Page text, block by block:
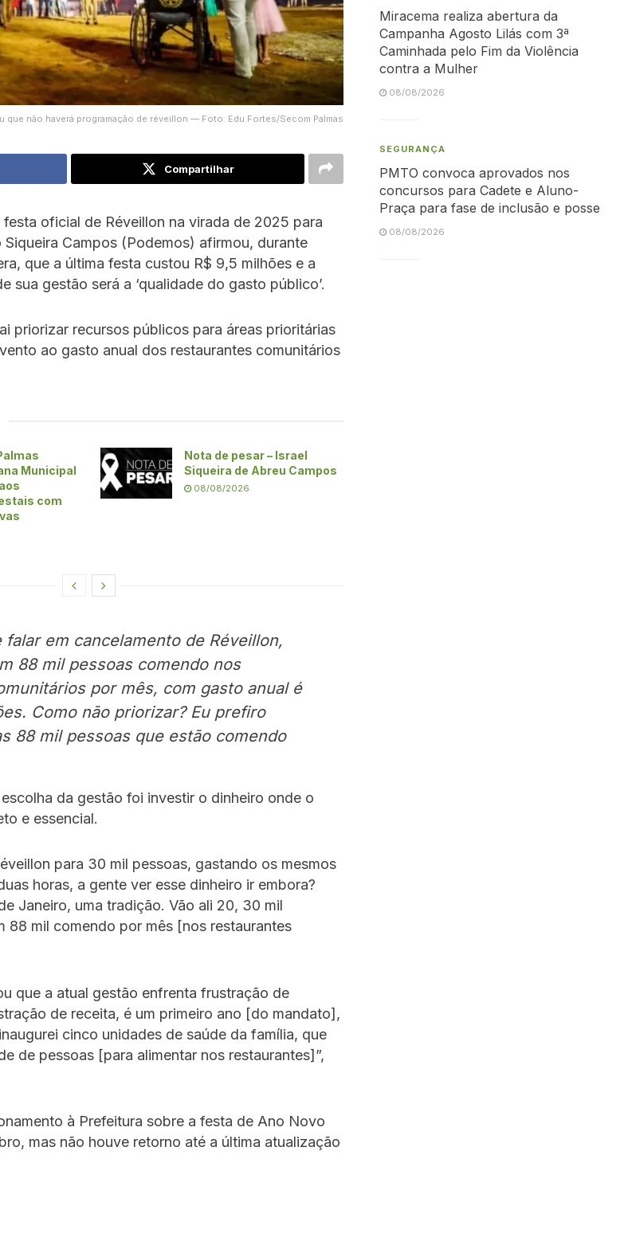
que não haverá programação de réveillon — Foto: Edu Fortes/Secom Palmas
Compartilhar
festa oficial de Réveillon na virada de 2025 para
Campos (Podemos) afirmou, durante
que a última festa custou R$ 9,5 milhões e a
sua gestão será a ‘qualidade do gasto público’.
priorizar recursos públicos para áreas prioritárias
ao gasto anual dos restaurantes comunitários
Municipal
com
Nota de pesar – Israel
Siqueira de Abreu Campos
08/08/2026
falar em cancelamento de Réveillon,
88 mil pessoas comendo nos
por mês, com gasto anual é
Como não priorizar? Eu prefiro
88 mil pessoas que estão comendo
da gestão foi investir o dinheiro onde o
e essencial.
para 30 mil pessoas, gastando os mesmos
horas, a gente ver esse dinheiro ir embora?
Janeiro, uma tradição. Vão ali 20, 30 mil
88 mil comendo por mês [nos restaurantes
que a atual gestão enfrenta frustração de
de receita, é um primeiro ano [do mandato],
cinco unidades de saúde da família, que
de pessoas [para alimentar nos restaurantes]”,
à Prefeitura sobre a festa de Ano Novo
mas não houve retorno até a última atualização
Miracema realiza abertura da
Campanha Agosto Lilás com 3ª
Caminhada pelo Fim da Violência
contra a Mulher
08/08/2026
SEGURANÇA
PMTO convoca aprovados nos
concursos para Cadete e Aluno-
Praça para fase de inclusão e posse
08/08/2026